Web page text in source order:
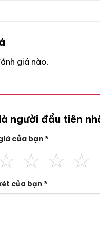
giá nào.
người đầu tiên
của bạn*
của bạn*